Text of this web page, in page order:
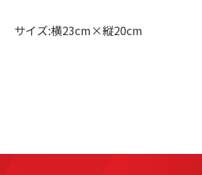
サイズ:横23cm×縦20cm